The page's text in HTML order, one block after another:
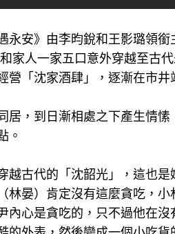
永安》由李昀銳和王影璐領
家人一家五口意外穿越至古
營「沈家酒肆」，逐漸在市井
居，到日漸相處之下產生情
。
越古代的「沈韶光」，這也
林晏）肯定沒有這麼貪吃，
內心是貪吃的，只不過他在